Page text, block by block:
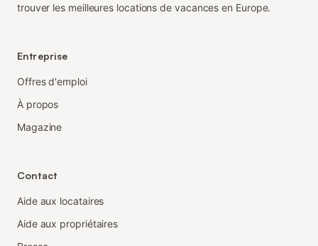
trouver les meilleures locations de vacances en Europe.
Entreprise
Offres d'emploi
À propos
Magazine
Contact
Aide aux locataires
Aide aux propriétaires